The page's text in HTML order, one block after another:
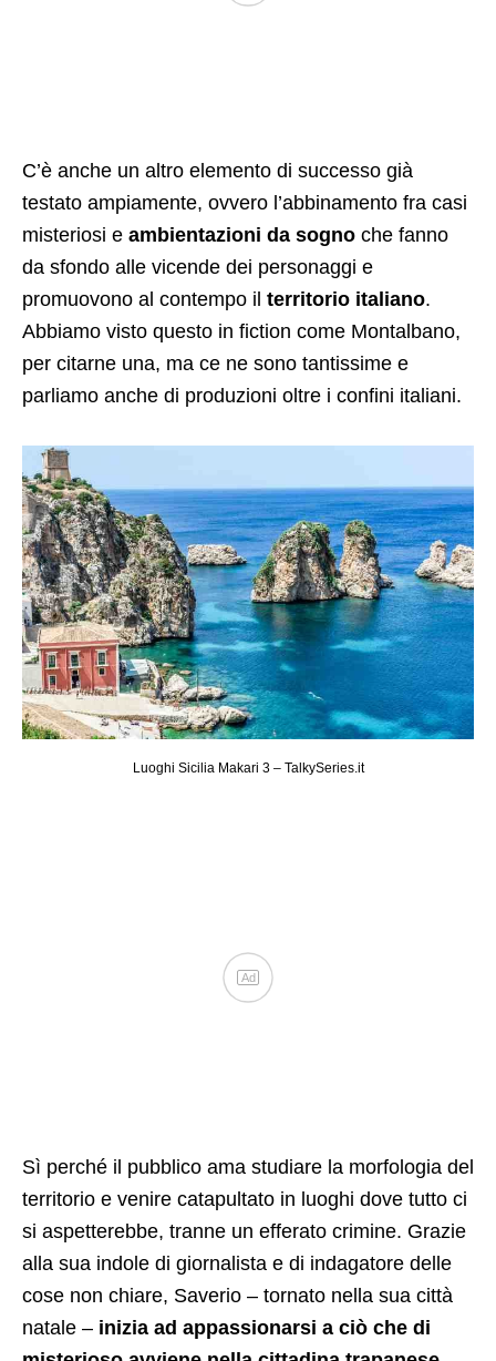
C’è anche un altro elemento di successo già
testato ampiamente, ovvero l’abbinamento fra casi
misteriosi e ambientazioni da sogno che fanno
da sfondo alle vicende dei personaggi e
promuovono al contempo il territorio italiano.
Abbiamo visto questo in fiction come Montalbano,
per citarne una, ma ce ne sono tantissime e
parliamo anche di produzioni oltre i confini italiani.
Luoghi Sicilia Makari 3 – TalkySeries.it
Ad
Sì perché il pubblico ama studiare la morfologia del
territorio e venire catapultato in luoghi dove tutto ci
si aspetterebbe, tranne un efferato crimine. Grazie
alla sua indole di giornalista e di indagatore delle
cose non chiare, Saverio – tornato nella sua città
natale – inizia ad appassionarsi a ciò che di